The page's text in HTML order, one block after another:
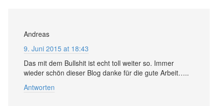
Andreas
9. Juni 2015 at 18:43
Das mit dem Bullshit ist echt toll weiter so. Immer
wieder schön dieser Blog danke für die gute Arbeit…..
Antworten